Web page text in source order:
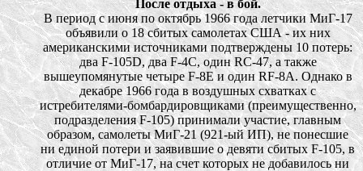
После отдыха - в бой.
В период с июня по октябрь 1966 года летчики МиГ-17
объявили о 18 сбитых самолетах США - их них
американскими источниками подтверждены 10 потерь:
два F-105D, два F-4С, один RС-47, а также
вышеупомянутые четыре F-8Е и один RF-8А. Однако в
декабре 1966 года в воздушных схватках с
истребителями-бомбардировщиками (преимущественно,
подразделения F-105) принимали участие, главным
образом, самолеты МиГ-21 (921-ый ИП), не понесшие
ни единой потери и заявившие о девяти сбитых F-105, в
отличие от МиГ-17, на счет которых не добавилось ни